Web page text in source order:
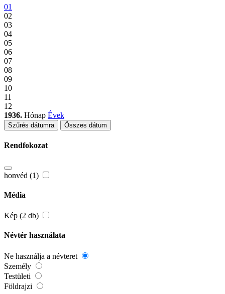
01
02
03
04
05
06
07
08
09
10
11
12
1936. Hónap Évek
Szűrés dátumra Összes dátum
Rendfokozat
honvéd (1)
Média
Kép (2 db)
Névtér használata
Ne használja a névteret
Személy
Testületi
Földrajzi